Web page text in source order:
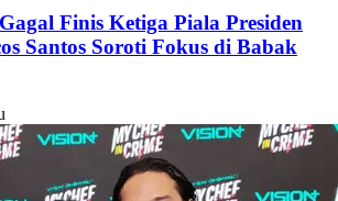
Finis Ketiga Piala Presiden
Santos Soroti Fokus di Babak